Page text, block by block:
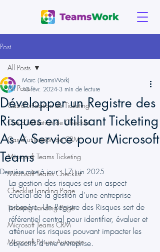
Post
All Posts
Cas d'utilisation de Ticketing
Cas d’utilisation de Checklist
Cas d’utilisation de CRM
Microsoft Teams Ticketing
Microsoft Teams Checklist
Checklist Landing Page
Ticketing Landing Page
Microsoft Teams CRM
Microsoft Power Automate
All Posts
Développer un Registre des
Risques en utilisant Ticketing
As A Service pour Microsoft
Teams
Marc (TeamsWork)
10 févr. 2024 3 min de lecture
Dernière mise à jour :17 juin 2025
La gestion des risques est un aspect
crucial de la gestion d'une entreprise
prospère. Un Registre des Risques sert de
référentiel central pour identifier, évaluer et
atténuer les risques pouvant impacter les
objectifs d'une entreprise.